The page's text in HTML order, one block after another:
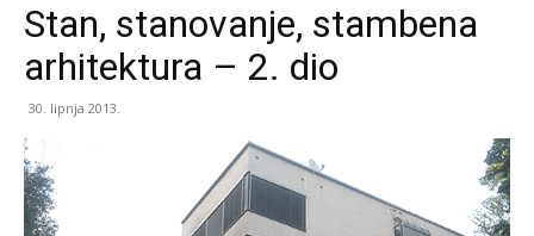
Stan, stanovanje, stambena
arhitektura – 2. dio
30. lipnja 2013.